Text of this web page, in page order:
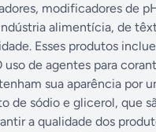
modificadores de
alimentícia, de
Esses produtos
de agentes para
sua aparência por
de sódio e glicerol, que
a qualidade dos